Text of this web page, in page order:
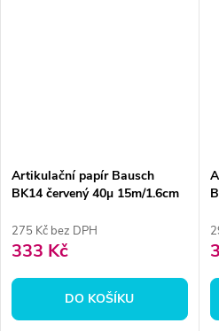
Artikulační papír Bausch
BK14 červený 40µ 15m/1.6cm
275 Kč bez DPH
333 Kč
DO KOŠÍKU